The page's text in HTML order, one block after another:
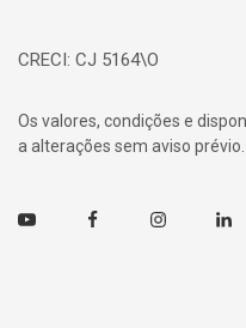
CRECI: CJ 5164\O
Os valores, condições e
a alterações sem aviso prévio.
Youtube FacebookInstagram